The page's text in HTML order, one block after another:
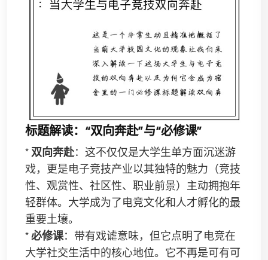
标题解读：“双向奔赴”与“必修课”
* 双向奔赴：这不仅仅是大学生单方面沉迷游
戏，更是电子竞技产业以其独特的魅力（竞技
性、观赏性、社区性、职业前景）主动拥抱年
轻群体。大学成为了电竞文化和人才孵化的最
重要土壤。
*必修课：带有戏谑意味，但它点明了电竞在
大学社交生活中的核心地位。它不再是可有可